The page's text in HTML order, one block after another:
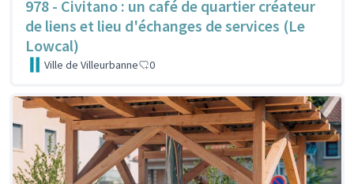
978 - Civitano : un café de quartier créateur
de liens et lieu d'échanges de services (Le
Lowcal)
Ville de Villeurbanne 0